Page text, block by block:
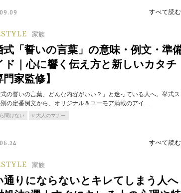
すべて読む
家族
式「誓いの言葉」の意味・例文・準
ド｜心に響く伝え方と新しいカタチ
門家監修】
式の誓いの言葉、どんな内容がいい？」と迷っている人へ。挙式ス
の定番例文から、オリジナル＆ユーモア満載のアイ…
聞けない 大人のマナー
すべて読む
家族
通りにならないとキレてしまう人へ